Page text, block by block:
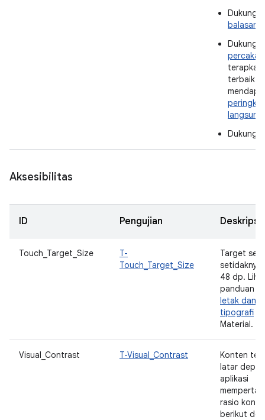
Dukung
balasan
Dukung
terbaik
Dukung
Aksesibilitas
ID Pengujian Deskripsi
Touch_Target_Size
T-
Touch_Target_Size
Target
setidaknya
48 dp.
panduan
letak dan
tipografi
Material.
Visual_Contrast T-Visual_Contrast
Konten
latar depan
aplikasi
rasio
berikut